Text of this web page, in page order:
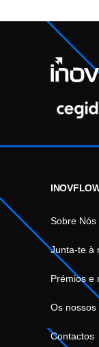
Sobre Nós
Junta-te à
Prémios e
Os
Contactos